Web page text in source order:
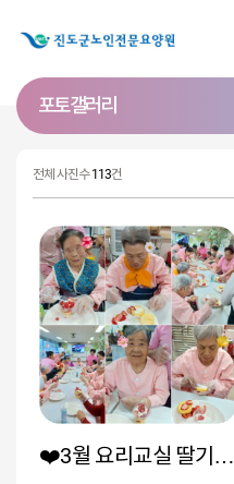
포토 갤러리
전체 사진수113건
❤️3월 요리교실 딸기컵케이크 만들기❤️